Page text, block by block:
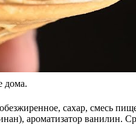
дома.
сахар, смесь
ароматизатор ванилин.